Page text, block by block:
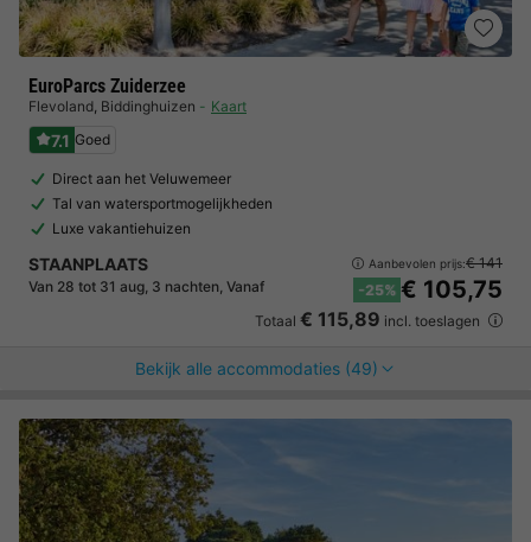
EuroParcs Zuiderzee
Flevoland, Biddinghuizen Kaart
7.1 Goed
Direct aan het Veluwemeer
Tal van watersportmogelijkheden
Luxe vakantiehuizen
STAANPLAATS
Van 28 tot 31 aug, 3 nachten, Vanaf
Aanbevolen prijs:€ 141
-25% € 105,75
Totaal € 115,89 incl. toeslagen
Bekijk alle accommodaties (49)